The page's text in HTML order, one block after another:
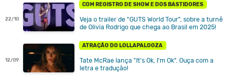
22/10
COM REGISTRO DE SHOW E DOS BASTIDORES
Veja o trailer de "GUTS World Tour", sobre a turnê
de Olivia Rodrigo que chega ao Brasil em 2025!
12/09
ATRAÇÃO DO LOLLAPALOOZA
Tate McRae lança "It's Ok, I'm Ok". Ouça com a
letra e tradução!